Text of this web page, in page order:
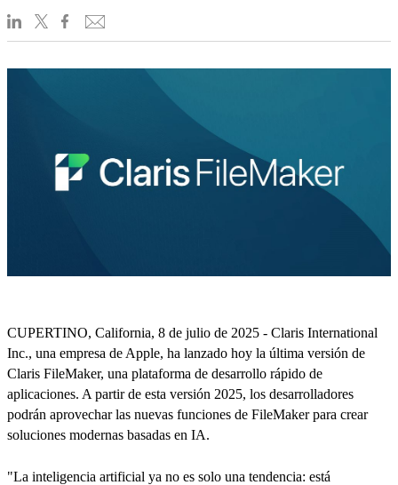
CUPERTINO, California, 8 de julio de 2025 - Claris International
Inc., una empresa de Apple, ha lanzado hoy la última versión de
Claris FileMaker, una plataforma de desarrollo rápido de
aplicaciones. A partir de esta versión 2025, los desarrolladores
podrán aprovechar las nuevas funciones de FileMaker para crear
soluciones modernas basadas en IA.
"La inteligencia artificial ya no es solo una tendencia: está